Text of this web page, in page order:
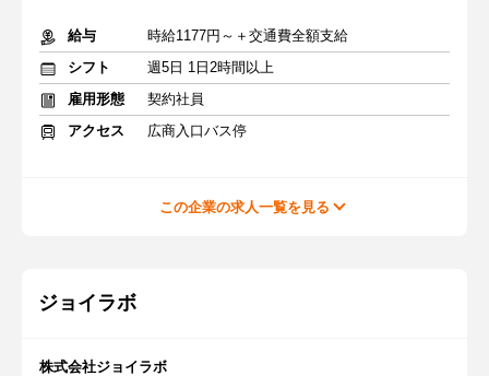
給与
時給1177円～＋交通費全額支給
シフト
週5日 1日2時間以上
雇用形態
契約社員
アクセス
広商入口バス停
この企業の求人一覧を見る
ジョイラボ
株式会社ジョイラボ